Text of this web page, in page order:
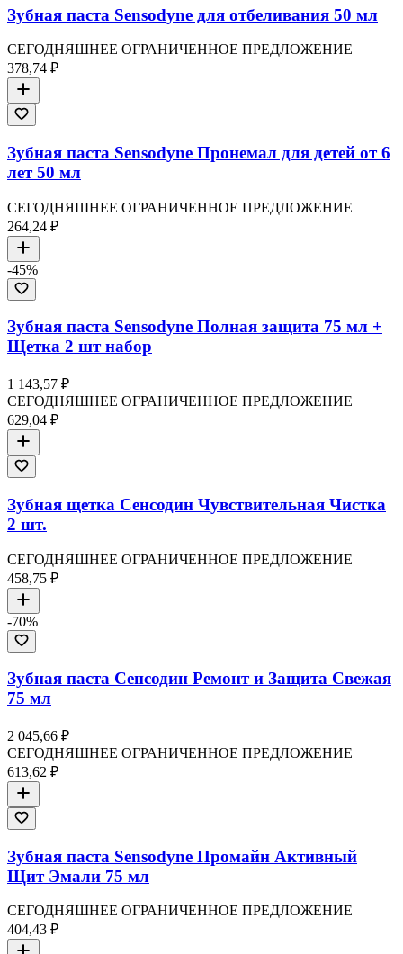
Зубная паста Sensodyne для отбеливания 50 мл
СЕГОДНЯШНЕЕ ОГРАНИЧЕННОЕ ПРЕДЛОЖЕНИЕ
378,74 ₽
Зубная паста Sensodyne Пронемал для детей от 6
лет 50 мл
СЕГОДНЯШНЕЕ ОГРАНИЧЕННОЕ ПРЕДЛОЖЕНИЕ
264,24 ₽
-45%
Зубная паста Sensodyne Полная защита 75 мл +
Щетка 2 шт набор
1 143,57 ₽
СЕГОДНЯШНЕЕ ОГРАНИЧЕННОЕ ПРЕДЛОЖЕНИЕ
629,04 ₽
Зубная щетка Сенсодин Чувствительная Чистка
2 шт.
СЕГОДНЯШНЕЕ ОГРАНИЧЕННОЕ ПРЕДЛОЖЕНИЕ
458,75 ₽
-70%
Зубная паста Сенсодин Ремонт и Защита Свежая
75 мл
2 045,66 ₽
СЕГОДНЯШНЕЕ ОГРАНИЧЕННОЕ ПРЕДЛОЖЕНИЕ
613,62 ₽
Зубная паста Sensodyne Промайн Активный
Щит Эмали 75 мл
СЕГОДНЯШНЕЕ ОГРАНИЧЕННОЕ ПРЕДЛОЖЕНИЕ
404,43 ₽